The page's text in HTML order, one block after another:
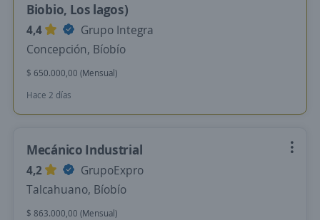
Biobio, Los lagos)
4,4
Grupo Integra
Concepción, Bíobío
$ 650.000,00 (Mensual)
Hace 2 días
Mecánico Industrial
4,2
GrupoExpro
Talcahuano, Bíobío
$ 863.000,00 (Mensual)